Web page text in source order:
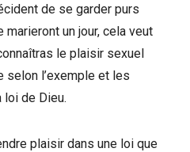
de se garder purs
un jour, cela veut
le plaisir sexuel
selon l’exemple et les
de Dieu.
plaisir dans une loi que